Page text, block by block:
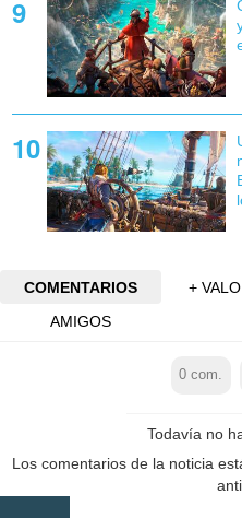
COMENTARIOS
+
AMIGOS
0 com.
Todavía no
Los comentarios de la noticia